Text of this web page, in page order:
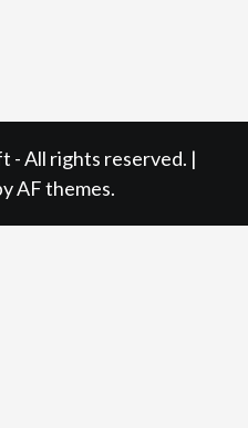
- All rights reserved. |
AF themes.